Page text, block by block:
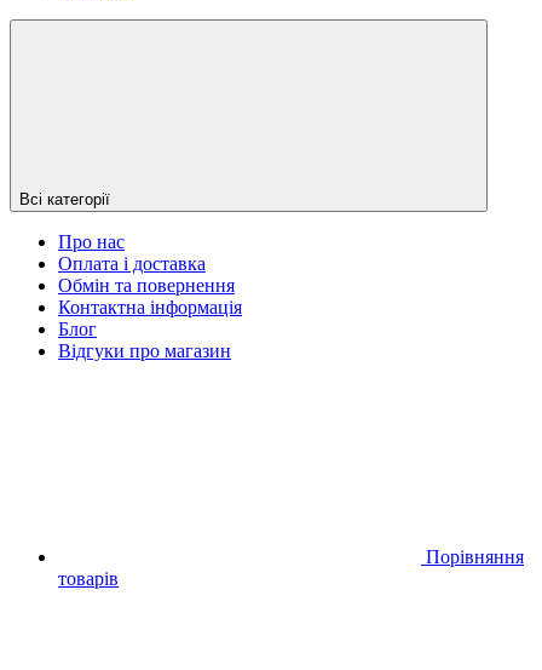
Всі категорії
Про нас
Оплата і доставка
Обмін та повернення
Контактна інформація
Блог
Відгуки про магазин
Порівняння
товарів